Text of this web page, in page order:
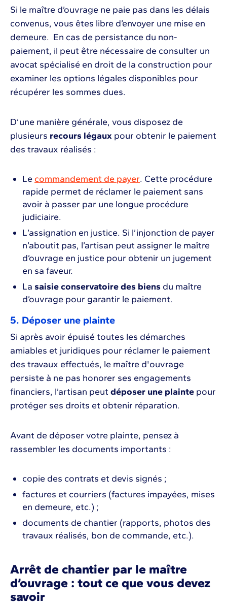
Si le maître d’ouvrage ne paie pas dans les délais
convenus, vous êtes libre d’envoyer une mise en
demeure. En cas de persistance du non-
paiement, il peut être nécessaire de consulter un
avocat spécialisé en droit de la construction pour
examiner les options légales disponibles pour
récupérer les sommes dues.
D’une manière générale, vous disposez de
plusieurs recours légaux pour obtenir le paiement
des travaux réalisés :
Le commandement de payer. Cette procédure
rapide permet de réclamer le paiement sans
avoir à passer par une longue procédure
judiciaire.
L’assignation en justice. Si l’injonction de payer
n’aboutit pas, l’artisan peut assigner le maître
d’ouvrage en justice pour obtenir un jugement
en sa faveur.
La saisie conservatoire des biens du maître
d’ouvrage pour garantir le paiement.
5. Déposer une plainte
Si après avoir épuisé toutes les démarches
amiables et juridiques pour réclamer le paiement
des travaux effectués, le maître d'ouvrage
persiste à ne pas honorer ses engagements
financiers, l’artisan peut déposer une plainte pour
protéger ses droits et obtenir réparation.
Avant de déposer votre plainte, pensez à
rassembler les documents importants :
copie des contrats et devis signés ;
factures et courriers (factures impayées, mises
en demeure, etc.) ;
documents de chantier (rapports, photos des
travaux réalisés, bon de commande, etc.).
Arrêt de chantier par le maître
d’ouvrage : tout ce que vous devez
savoir